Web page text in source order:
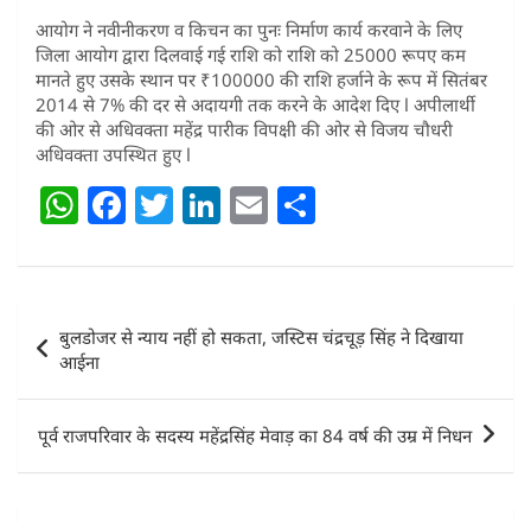
आयोग ने नवीनीकरण व किचन का पुनः निर्माण कार्य करवाने के लिए
जिला आयोग द्वारा दिलवाई गई राशि को राशि को 25000 रूपए कम
मानते हुए उसके स्थान पर ₹100000 की राशि हर्जाने के रूप में सितंबर
2014 से 7% की दर से अदायगी तक करने के आदेश दिए l अपीलार्थी
की ओर से अधिवक्ता महेंद्र पारीक विपक्षी की ओर से विजय चौधरी
अधिवक्ता उपस्थित हुए l
W
at
s
A
p
p
F
c
e
b
o
o
k
T
itt
er
Li
k
e
dI
n
E
ai
l
ar
e
navigation
बुलडोजर से न्याय नहीं हो सकता, जस्टिस चंद्रचूड़ सिंह ने दिखाया
आईना
पूर्व राजपरिवार के सदस्य महेंद्रसिंह मेवाड़ का 84 वर्ष की उम्र में निधन